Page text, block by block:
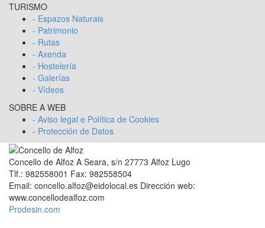
TURISMO
- Espazos Naturais
- Patrimonio
- Rutas
- Axenda
- Hostelería
- Galerías
- Vídeos
SOBRE A WEB
- Aviso legal e Política de Cookies
- Protección de Datos
Concello de Alfoz A Seara, s/n 27773 Alfoz Lugo
Tlf.: 982558001 Fax: 982558504
Email: concello.alfoz@eidolocal.es Dirección web:
www.concellodealfoz.com
Prodesin.com